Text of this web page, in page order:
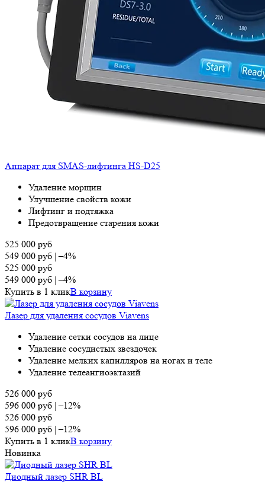
Аппарат для SMAS-лифтинга HS-D25
Удаление морщин
Улучшение свойств кожи
Лифтинг и подтяжка
Предотвращение старения кожи
525 000 руб
549 000 руб |–4%
525 000 руб
549 000 руб |–4%
Купить в 1 кликВ корзину
Лазер для удаления сосудов Viavens
Удаление сетки сосудов на лице
Удаление сосудистых звездочек
Удаление мелких капилляров на ногах и теле
Удаление телеангиоэктазий
526 000 руб
596 000 руб |–12%
526 000 руб
596 000 руб |–12%
Купить в 1 кликВ корзину
Новинка
Диодный лазер SHR BL